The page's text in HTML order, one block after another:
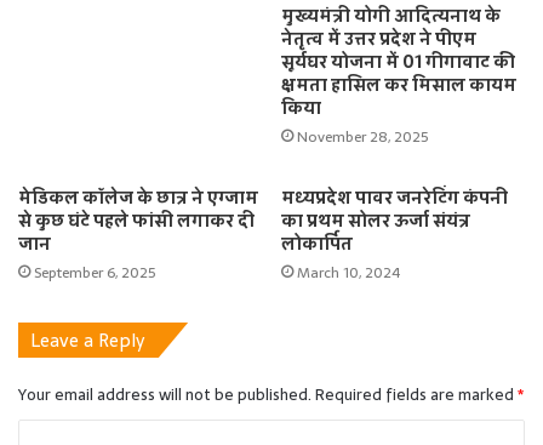
मुख्यमंत्री योगी आदित्यनाथ के
नेतृत्व में उत्तर प्रदेश ने पीएम
सूर्यघर योजना में 01 गीगावाट की
क्षमता हासिल कर मिसाल कायम
किया
November 28, 2025
मेडिकल कॉलेज के छात्र ने एग्जाम
से कुछ घंटे पहले फांसी लगाकर दी
जान
September 6, 2025
मध्यप्रदेश पावर जनरेटिंग कंपनी
का प्रथम सोलर ऊर्जा संयंत्र
लोकार्पित
March 10, 2024
Leave a Reply
Your email address will not be published.Required fields are marked*